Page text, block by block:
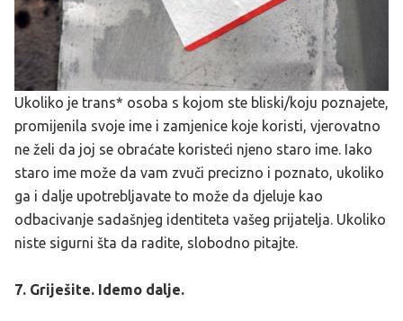
Ukoliko je trans* osoba s kojom ste bliski/koju poznajete,
promijenila svoje ime i zamjenice koje koristi, vjerovatno
ne želi da joj se obraćate koristeći njeno staro ime. Iako
staro ime može da vam zvuči precizno i poznato, ukoliko
ga i dalje upotrebljavate to može da djeluje kao
odbacivanje sadašnjeg identiteta vašeg prijatelja. Ukoliko
niste sigurni šta da radite, slobodno pitajte.
7. Griješite. Idemo dalje.